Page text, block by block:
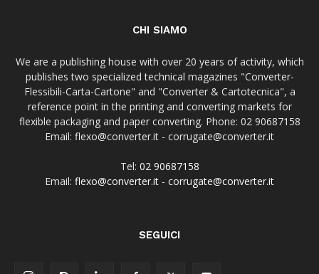
CHI SIAMO
We are a publishing house with over 20 years of activity, which
publishes two specialized technical magazines "Converter-
Flessibili-Carta-Cartone" and "Converter & Cartotecnica", a
reference point in the printing and converting markets for
flexible packaging and paper converting. Phone: 02 90687158
Email: flexo@converter.it - corrugate@converter.it
Tel: 02 90687158
Email: flexo@converter.it - corrugate@converter.it
SEGUICI